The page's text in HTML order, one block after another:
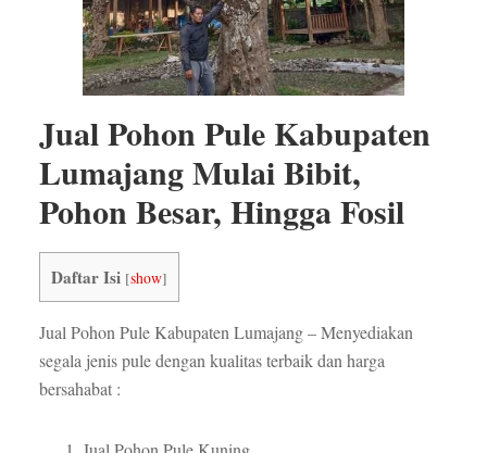
Jual Pohon Pule Kabupaten
Lumajang Mulai Bibit,
Pohon Besar, Hingga Fosil
Daftar Isi [show]
Jual Pohon Pule Kabupaten Lumajang – Menyediakan
segala jenis pule dengan kualitas terbaik dan harga
bersahabat :